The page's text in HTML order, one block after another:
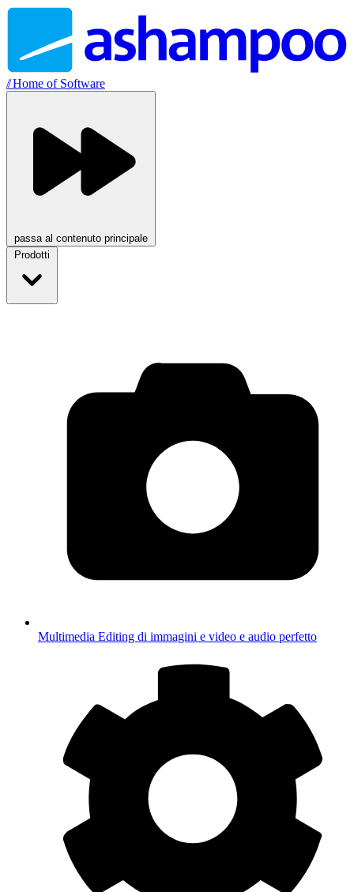
//Home of Software
passa al contenuto principale
Prodotti
Multimedia Editing di immagini e video e audio perfetto